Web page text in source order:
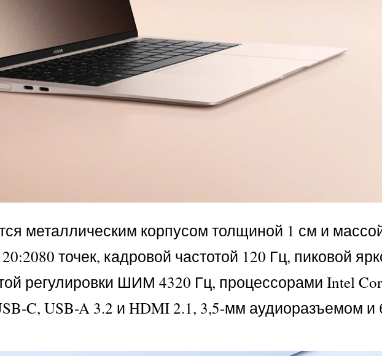
металлическим корпусом толщиной 1 см и
точек, кадровой частотой 120 Гц, пиковой
регулировки ШИМ 4320 Гц, процессорами Intel
C, USB-A 3.2 и HDMI 2.1, 3,5-мм аудиоразъемом и